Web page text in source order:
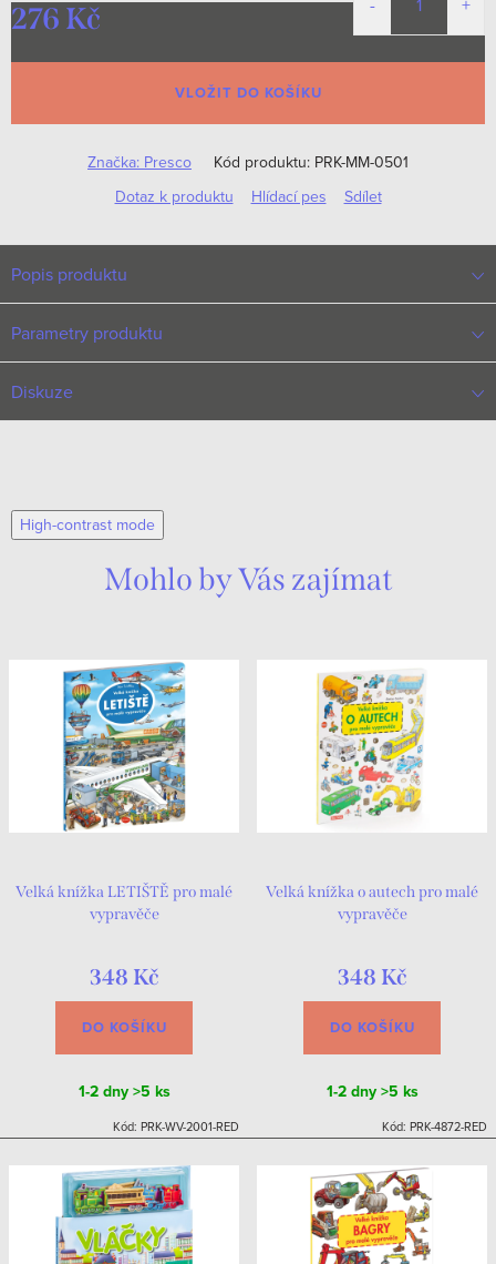
276 Kč
cena:
VLOŽIT DO KOŠÍKU
Značka: Presco Kód produktu: PRK-MM-0501
Dotaz k produktu
Hlídací pes Sdílet
Popis produktu
Parametry produktu
Diskuze
High-contrast mode
Mohlo by Vás zajímat
Velká knížka LETIŠTĚ pro malé
vypravěče
348 Kč
DO KOŠÍKU
1-2 dny>5 ks
Kód: PRK-WV-2001-RED
Velká knížka o autech pro malé
vypravěče
348 Kč
DO KOŠÍKU
1-2 dny>5 ks
Kód: PRK-4872-RED